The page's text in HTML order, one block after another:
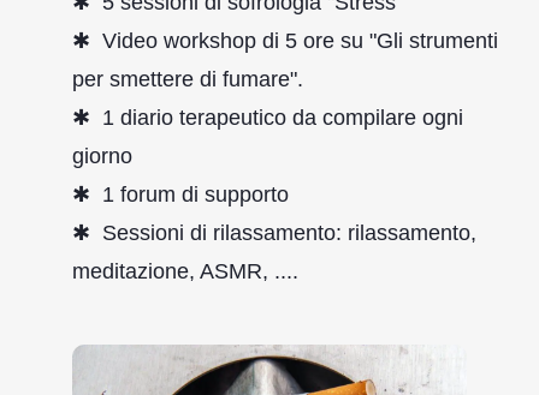
Video workshop di 5 ore su "Gli strumenti
per smettere di fumare".
1 diario terapeutico da compilare ogni
giorno
1 forum di supporto
Sessioni di rilassamento: rilassamento,
meditazione, ASMR, ....